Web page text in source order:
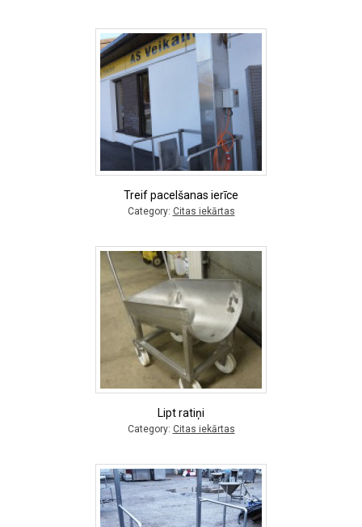
Treif pacelšanas ierīce
Category: Citas iekārtas
Lipt ratiņi
Category: Citas iekārtas